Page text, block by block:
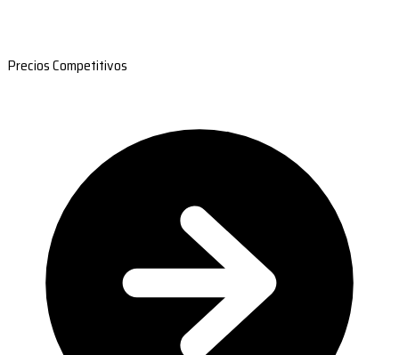
Precios Competitivos